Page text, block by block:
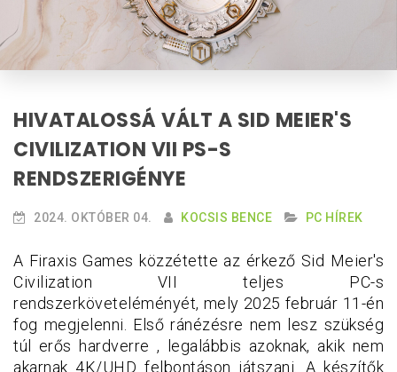
HIVATALOSSÁ VÁLT A SID MEIER'S
CIVILIZATION VII PS-S
RENDSZERIGÉNYE
2024. OKTÓBER 04. KOCSIS BENCE PC HÍREK
A Firaxis Games közzétette az érkező Sid Meier's
Civilization VII teljes PC-s
rendszerköveteléményét, mely 2025 február 11-én
fog megjelenni. Első ránézésre nem lesz szükség
túl erős hardverre , legalábbis azoknak, akik nem
akarnak 4K/UHD felbontáson játszani. A készítők